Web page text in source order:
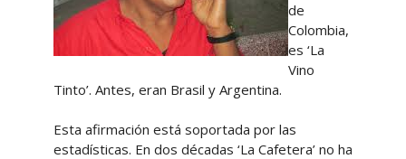
de
Colombia,
es ‘La
Vino
Tinto’. Antes, eran Brasil y Argentina.
Esta afirmación está soportada por las
estadísticas. En dos décadas ‘La Cafetera’ no ha